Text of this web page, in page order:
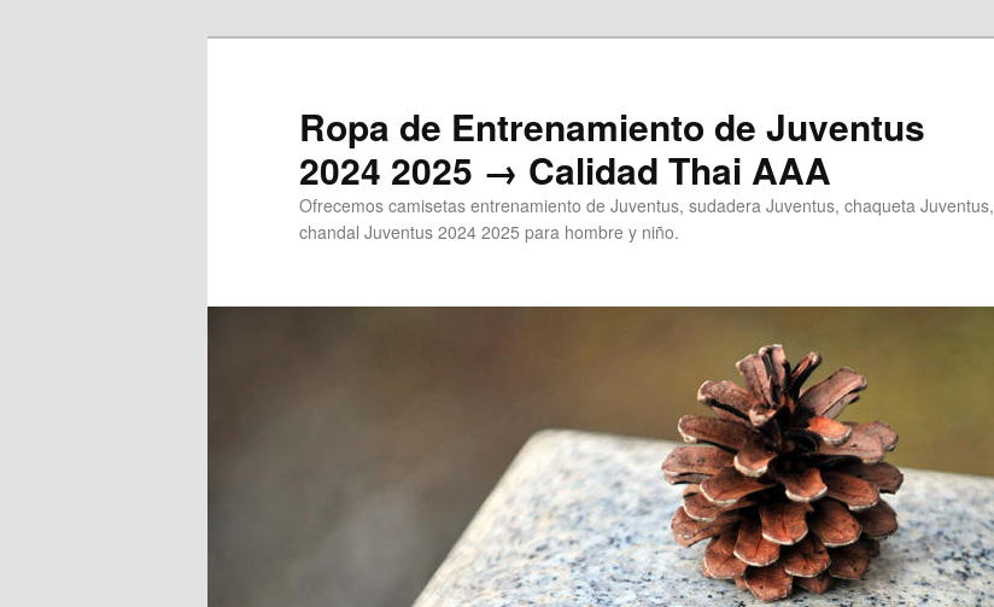
Ropa de Entrenamiento de Juventus
2024 2025 → Calidad Thai AAA
Ofrecemos camisetas entrenamiento de Juventus, sudadera Juventus, chaqueta Juventus,
chandal Juventus 2024 2025 para hombre y niño.